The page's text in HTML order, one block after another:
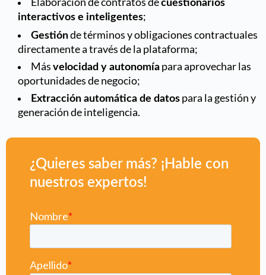
cuestionarios
interactivos e inteligentes;
Gestiónde términos y obligaciones contractuales
directamente a través de la plataforma;
Más velocidad y autonomía para aprovechar las
oportunidades de negocio;
Extracción automática de datos para la gestión y
generación de inteligencia.
¿Quieres saber más? ¡Hable con
nuestros expertos!